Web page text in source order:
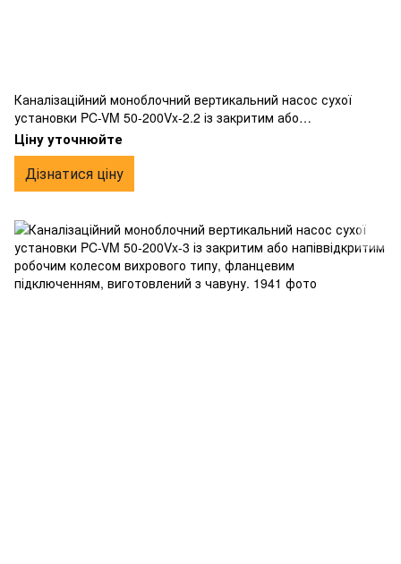
Каналізаційний моноблочний вертикальний насос сухої
установки PC-VM 50-200Vx-2.2 із закритим або
напіввідкритим робочим колесом вихрового типу,
фланцевим підключенням, виготовлений з чавуну.
Ціну уточнюйте
Дізнатися ціну